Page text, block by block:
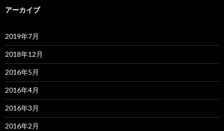
アーカイブ
2019年7月
2018年12月
2016年5月
2016年4月
2016年3月
2016年2月